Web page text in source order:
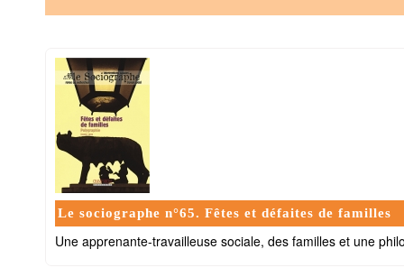
Le sociographe n°65. Fêtes et défaites de familles
Une apprenante-travailleuse sociale, des familles et une